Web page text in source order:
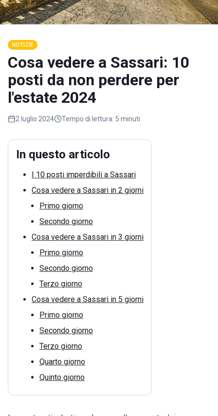
NOTIZIE
Cosa vedere a Sassari: 10
posti da non perdere per
l'estate 2024
2 luglio 2024 Tempo di lettura: 5 minuti
In questo articolo
I 10 posti imperdibili a Sassari
Cosa vedere a Sassari in 2 giorni
Primo giorno
Secondo giorno
Cosa vedere a Sassari in 3 giorni
Primo giorno
Secondo giorno
Terzo giorno
Cosa vedere a Sassari in 5 giorni
Primo giorno
Secondo giorno
Terzo giorno
Quarto giorno
Quinto giorno